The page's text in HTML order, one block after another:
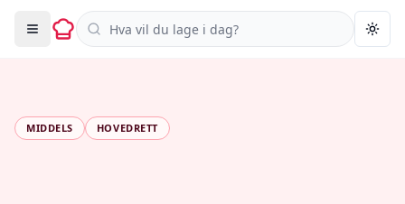
Søk i oppskrifter
MIDDELS HOVEDRETT